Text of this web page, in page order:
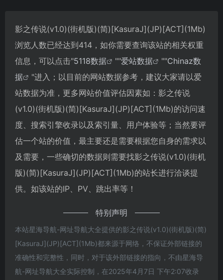
影之传说(v1.0)(街机版)(简)[KasuraJ](JP)[ACT](1Mb)
浏览人数已经达到414，如你需要查询该站的相关权重
信息，可以点击"5118数据 ""爱站数据 ""Chinaz数
据
"进入；以目前的网站数据参考，建议大家请以爱
站数据为准，更多网站价值评估因素如：影之传说
(v1.0)(街机版)(简)[KasuraJ](JP)[ACT](1Mb)的访问速
度、搜索引擎收录以及索引量、用户体验等；当然要评
估一个站的价值，最主要还是需要根据您自身的需求以
及需要，一些确切的数据则需要找影之传说(v1.0)(街机
版)(简)[KasuraJ](JP)[ACT](1Mb)的站长进行洽谈提
供。如该站的IP、PV、跳出率等！
特别声明
本站星海导航-网址导航大全提供的影之传说(v1.0)(街机版)(简)
[KasuraJ](JP)[ACT](1Mb)都来源于网络，不保证外部链接的
准确性和完整性，同时，对于该外部链接的指向，不由星海导
航-网址导航大全实际控制，在2025年4月7日 下午2:07收录